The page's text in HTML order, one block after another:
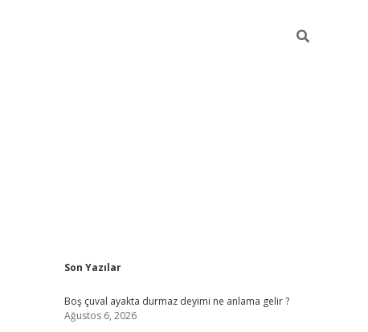
Sidebar
Son Yazılar
Boş çuval ayakta durmaz deyimi ne anlama gelir ?
Ağustos 6, 2026